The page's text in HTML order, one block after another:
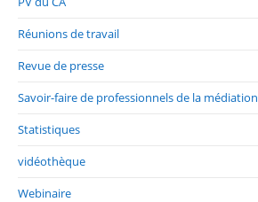
Réunions de travail
Revue de presse
Savoir-faire de professionnels de la médiation
Statistiques
vidéothèque
Webinaire